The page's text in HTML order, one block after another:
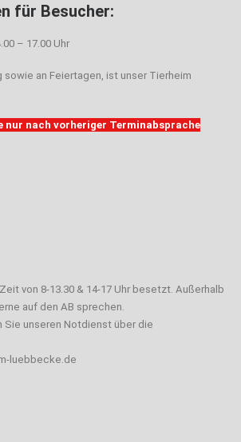
für Besucher:
– 17.00 Uhr
sowie an Feiertagen, ist unser Tierheim
nur nach vorheriger Terminabsprache
von 8-13.30 & 14-17 Uhr besetzt. Außerhalb
auf den AB sprechen.
Sie unseren Notdienst über die
luebbecke.de